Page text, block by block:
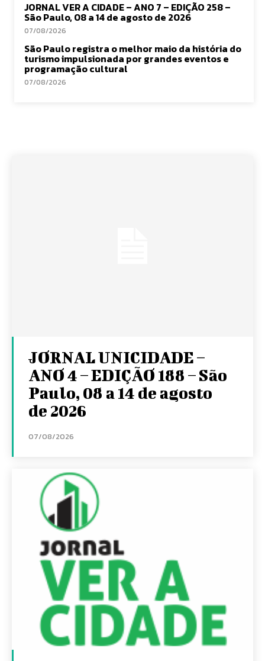
JORNAL VER A CIDADE – ANO 7 – EDIÇÃO 258 –
São Paulo, 08 a 14 de agosto de 2026
07/08/2026
São Paulo registra o melhor maio da história do
turismo impulsionada por grandes eventos e
programação cultural
07/08/2026
JORNAL UNICIDADE –
ANO 4 – EDIÇÃO 188 – São
Paulo, 08 a 14 de agosto
de 2026
07/08/2026